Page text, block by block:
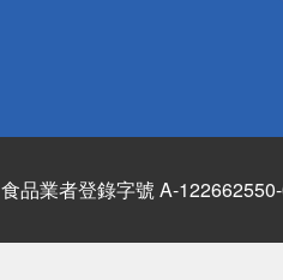
食品業者登錄字號 A-